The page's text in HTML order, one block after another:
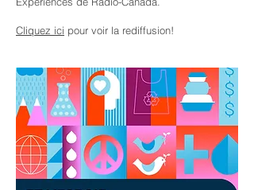
Cliquez ici pour voir la rediffusion!